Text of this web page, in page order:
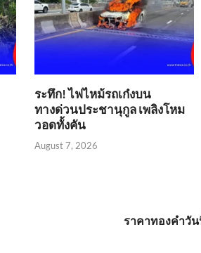
ระทึก! ไฟไหม้รถเก๋งบน
ทางด่วนประชานุกูล เพลิงโหม
วอดทั้งคัน
August 7, 2026
ราคาทองคำวั